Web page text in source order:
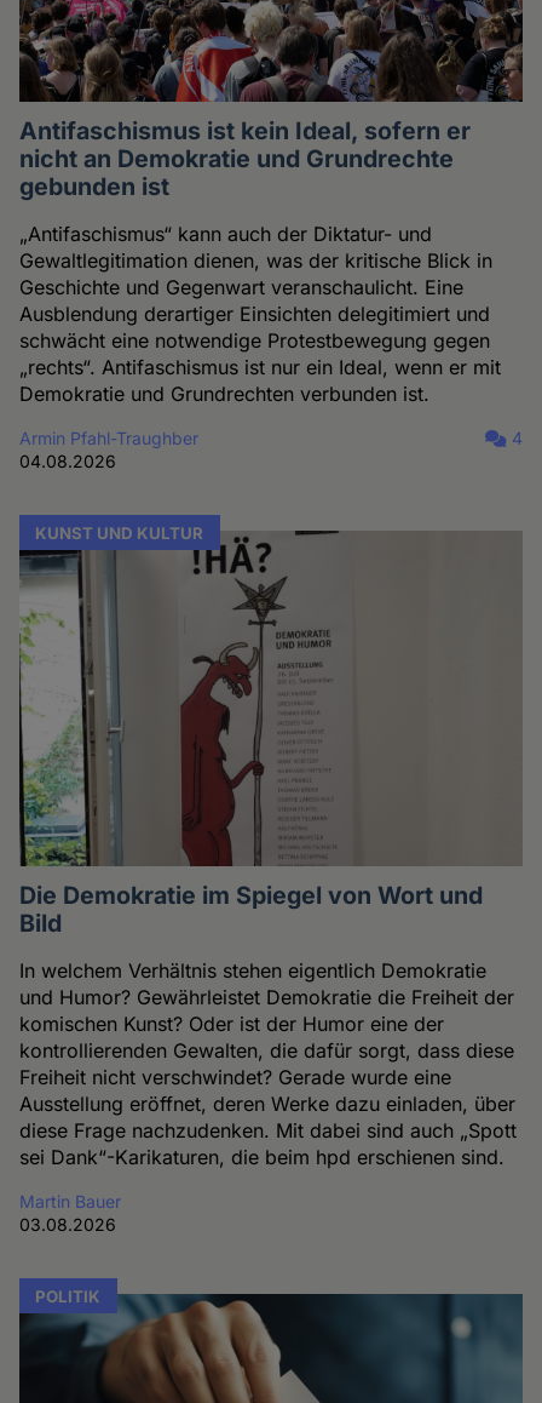
Antifaschismus ist kein Ideal, sofern er
nicht an Demokratie und Grundrechte
gebunden ist
„Antifaschismus“ kann auch der Diktatur- und
Gewaltlegitimation dienen, was der kritische Blick in
Geschichte und Gegenwart veranschaulicht. Eine
Ausblendung derartiger Einsichten delegitimiert und
schwächt eine notwendige Protestbewegung gegen
„rechts“. Antifaschismus ist nur ein Ideal, wenn er mit
Demokratie und Grundrechten verbunden ist.
Armin Pfahl-Traughber
04.08.2026
4
KUNST UND KULTUR
Die Demokratie im Spiegel von Wort und
Bild
In welchem Verhältnis stehen eigentlich Demokratie
und Humor? Gewährleistet Demokratie die Freiheit der
komischen Kunst? Oder ist der Humor eine der
kontrollierenden Gewalten, die dafür sorgt, dass diese
Freiheit nicht verschwindet? Gerade wurde eine
Ausstellung eröffnet, deren Werke dazu einladen, über
diese Frage nachzudenken. Mit dabei sind auch „Spott
sei Dank“-Karikaturen, die beim hpd erschienen sind.
Martin Bauer
03.08.2026
POLITIK